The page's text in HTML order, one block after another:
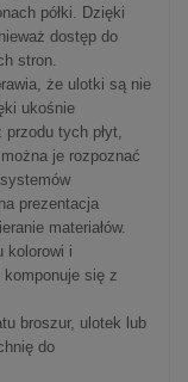
półki. Dzięki
dostęp do
stron.
że ulotki są nie
ukośnie
tych płyt,
je rozpoznać
prezentacja
materiałów.
kolorowi i
się z
broszur, ulotek lub
do